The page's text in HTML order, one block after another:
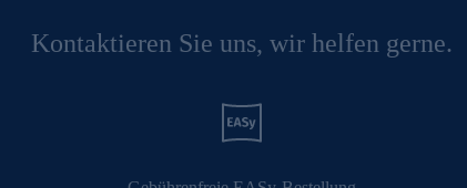
Kontaktieren Sie uns, wir helfen gerne.